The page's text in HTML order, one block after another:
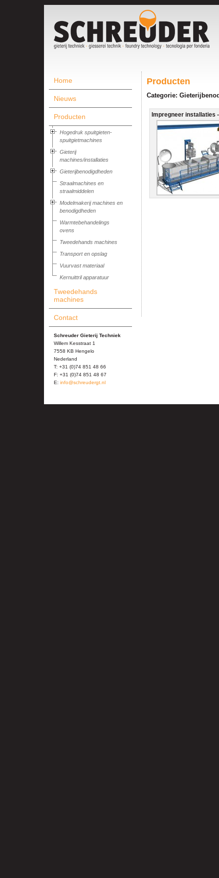
Home
Nieuws
Producten
Hogedruk spuitgieten-
spuitgietmachines
Gieterij
machines/installaties
Gieterijbenodigdheden
Straalmachines en
straalmiddelen
Modelmakerij machines en
benodigdheden
Warmtebehandelings
ovens
Tweedehands machines
Transport en opslag
Vuurvast materiaal
Kernuittril apparatuur
Tweedehands
machines
Contact
Schreuder Gieterij Techniek
Willem Kesstraat 1
7558 KB Hengelo
Nederland
T: +31 (0)74 851 48 66
F: +31 (0)74 851 48 67
E: info@schreudergt.nl
Producten
Categorie:
Impregneer installaties